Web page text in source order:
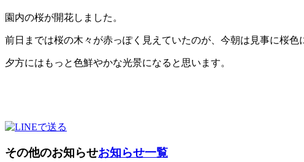
園内の桜が開花しました。
前日までは桜の木々が赤っぽく見えていたのが、今朝は見事に桜色
夕方にはもっと色鮮やかな光景になると思います。
その他のお知らせお知らせ一覧